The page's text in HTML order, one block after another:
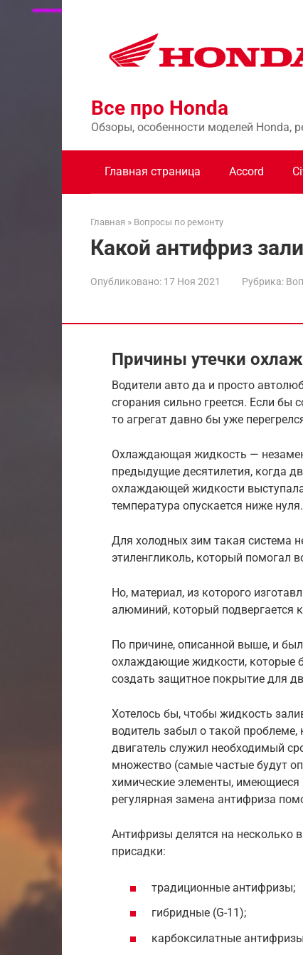
Перейти
Все про Honda
Обзоры, особенности моделей Honda,
Главная страница Accord
Главная » Вопросы по ремонту
Какой антифриз
Опубликовано: 17 Ноя 2021 Рубрика:
Причины утечки
Водители авто да и просто
сгорания сильно греется. Если
то агрегат давно бы уже
Охлаждающая жидкость —
предыдущие десятилетия, когда
охлаждающей жидкости выступала
температура опускается ниже нуля.
Для холодных зим такая система
этиленгликоль, который помогал
Но, материал, из которого
алюминий, который подвергается
По причине, описанной выше, и
охлаждающие жидкости, которые
создать защитное покрытие для
Хотелось бы, чтобы жидкость
водитель забыл о такой
двигатель служил необходимый
множество (самые частые будут
химические элементы, имеющиеся
регулярная замена антифриза
Антифризы делятся на несколько
присадки:
традиционные антифризы;
гибридные (G-11);
карбоксилатные антифризы